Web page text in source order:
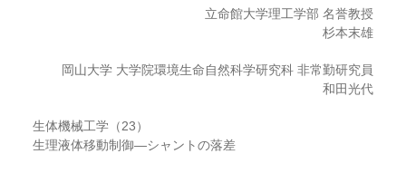
立命館大学理工学部 名誉教授
杉本末雄
岡山大学 大学院環境生命自然科学研究科 非常勤研究員
和田光代
生体機械工学（23）
生理液体移動制御―シャントの落差